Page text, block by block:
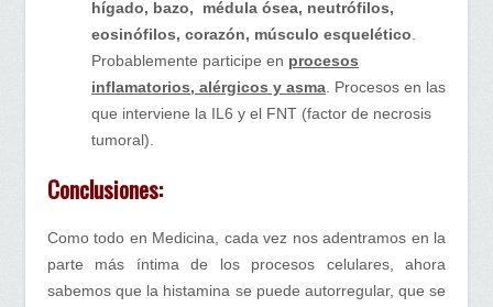
hígado, bazo, médula ósea, neutrófilos,
eosinófilos, corazón, músculo esquelético
Probablemente participe en procesos
inflamatorios, alérgicos y asma . Procesos en las
que interviene la IL6 y el FNT (factor de necrosis
tumoral).
Conclusiones:
Como todo en Medicina, cada vez nos adentramos en la
parte más íntima de los procesos celulares, ahora
sabemos que la histamina se puede autorregular, que se